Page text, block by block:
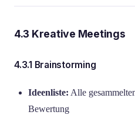
4.3 Kreative Meetings
4.3.1 Brainstorming
Ideenliste: Alle
Bewertung